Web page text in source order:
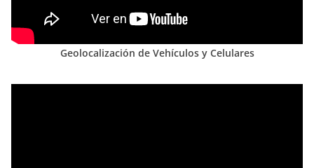
Geolocalización de Vehículos y Celulares